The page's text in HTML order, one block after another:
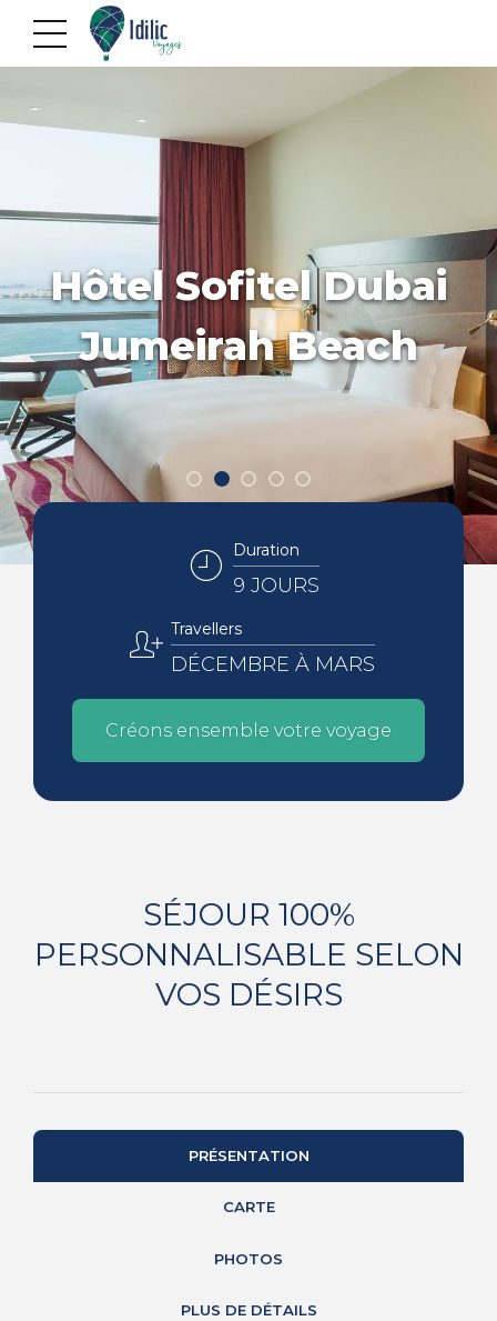
Hôtel Sofitel Dubai
Jumeirah Beach
Duration
9 JOURS
Travellers
DÉCEMBRE À MARS
Créons ensemble votre voyage
SÉJOUR 100%
PERSONNALISABLE SELON
VOS DÉSIRS
PRÉSENTATION
CARTE
PHOTOS
PLUS DE DÉTAILS